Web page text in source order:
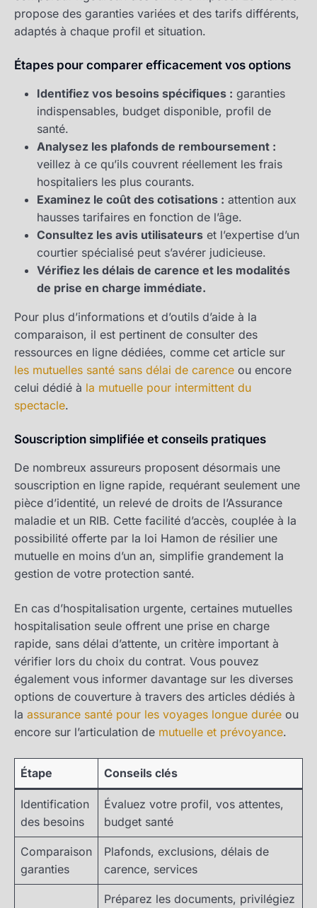
propose des garanties variées et des tarifs différents,
adaptés à chaque profil et situation.
Étapes pour comparer efficacement vos options
Identifiez vos besoins spécifiques : garanties
indispensables, budget disponible, profil de
santé.
Analysez les plafonds de remboursement :
veillez à ce qu’ils couvrent réellement les frais
hospitaliers les plus courants.
Examinez le coût des cotisations : attention aux
hausses tarifaires en fonction de l’âge.
Consultez les avis utilisateurs et l’expertise d’un
courtier spécialisé peut s’avérer judicieuse.
Vérifiez les délais de carence et les modalités
de prise en charge immédiate.
Pour plus d’informations et d’outils d’aide à la
comparaison, il est pertinent de consulter des
ressources en ligne dédiées, comme cet article sur
les mutuelles santé sans délai de carence ou encore
celui dédié à la mutuelle pour intermittent du
spectacle.
Souscription simplifiée et conseils pratiques
De nombreux assureurs proposent désormais une
souscription en ligne rapide, requérant seulement une
pièce d’identité, un relevé de droits de l’Assurance
maladie et un RIB. Cette facilité d’accès, couplée à la
possibilité offerte par la loi Hamon de résilier une
mutuelle en moins d’un an, simplifie grandement la
gestion de votre protection santé.
En cas d’hospitalisation urgente, certaines mutuelles
hospitalisation seule offrent une prise en charge
rapide, sans délai d’attente, un critère important à
vérifier lors du choix du contrat. Vous pouvez
également vous informer davantage sur les diverses
options de couverture à travers des articles dédiés à
la assurance santé pour les voyages longue durée ou
encore sur l’articulation de mutuelle et prévoyance.
Étape Conseils clés
Identification
des besoins
Évaluez votre profil, vos attentes,
budget santé
Comparaison
garanties
Plafonds, exclusions, délais de
carence, services
Préparez les documents, privilégiez